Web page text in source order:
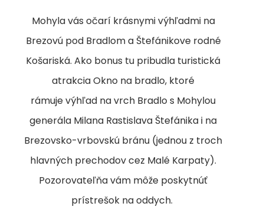
Mohyla vás očarí krásnymi výhľadmi na
Brezovú pod Bradlom a Štefánikove rodné
Košariská. Ako bonus tu pribudla turistická
atrakcia Okno na bradlo, ktoré
rámuje výhľad na vrch Bradlo s Mohylou
generála Milana Rastislava Štefánika i na
Brezovsko-vrbovskú bránu (jednou z troch
hlavných prechodov cez Malé Karpaty).
Pozorovateľňa vám môže poskytnúť
prístrešok na oddych.